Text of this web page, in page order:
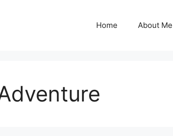
Home About Me